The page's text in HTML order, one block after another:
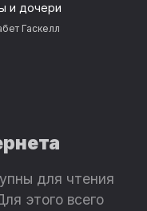
и дочери
Гаскелл
для чтения
этого всего